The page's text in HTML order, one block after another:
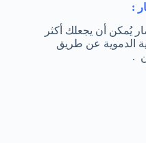
يُمكن أن يجعلك أكثر
الدموية عن طريق
.